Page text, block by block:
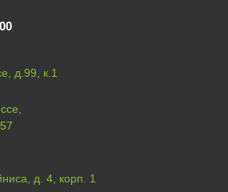
д.99, к.1
д. 4, корп. 1